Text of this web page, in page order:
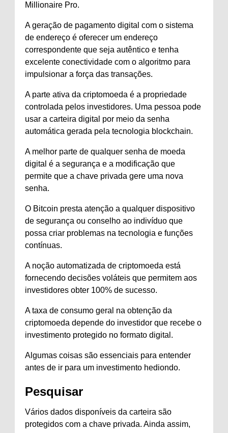
Millionaire Pro.
A geração de pagamento digital com o sistema
de endereço é oferecer um endereço
correspondente que seja autêntico e tenha
excelente conectividade com o algoritmo para
impulsionar a força das transações.
A parte ativa da criptomoeda é a propriedade
controlada pelos investidores. Uma pessoa pode
usar a carteira digital por meio da senha
automática gerada pela tecnologia blockchain.
A melhor parte de qualquer senha de moeda
digital é a segurança e a modificação que
permite que a chave privada gere uma nova
senha.
O Bitcoin presta atenção a qualquer dispositivo
de segurança ou conselho ao indivíduo que
possa criar problemas na tecnologia e funções
contínuas.
A noção automatizada de criptomoeda está
fornecendo decisões voláteis que permitem aos
investidores obter 100% de sucesso.
A taxa de consumo geral na obtenção da
criptomoeda depende do investidor que recebe o
investimento protegido no formato digital.
Algumas coisas são essenciais para entender
antes de ir para um investimento hediondo.
Pesquisar
Vários dados disponíveis da carteira são
protegidos com a chave privada. Ainda assim,